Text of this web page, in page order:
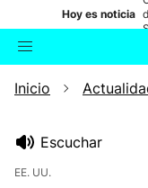
Hoy es noticia
Buscador
Inicio
Escuchar
EE. UU.